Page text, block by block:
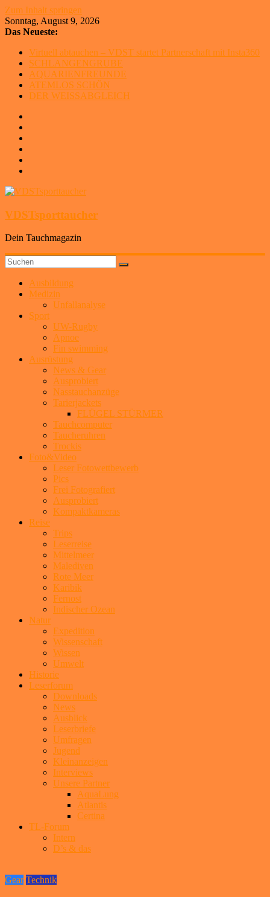
Zum Inhalt springen
Sonntag, August 9, 2026
Das Neueste:
Virtuell abtauchen – VDST startet Partnerschaft mit Insta360
SCHLANGENGRUBE
AQUARIENFREUNDE
ATEMLOS SCHÖN
DER WEISSABGLEICH
VDSTsporttaucher
Dein Tauchmagazin
Ausbildung
Medizin
Unfallanalyse
Sport
UW-Rugby
Apnoe
Fin swimming
Ausrüstung
News & Gear
Ausprobiert
Nasstauchanzüge
Tarierjackets
FLÜGEL STÜRMER
Tauchcomputer
Taucheruhren
Trockis
Foto&Video
Leser Fotowettbewerb
Pics
Frei Fotografiert
Ausprobiert
Kompaktkameras
Reise
Trips
Leserreise
Mittelmeer
Malediven
Rote Meer
Karibik
Fernost
Indischer Ozean
Natur
Expedition
Wissenschaft
Wissen
Umwelt
Historie
Leserforum
Downloads
News
Ausblick
Leserbriefe
Umfragen
Jugend
Kleinanzeigen
Interviews
Unsere Partner
AquaLung
Atlantis
Certina
TL-Forum
Intern
D’s & das
Gear Technik